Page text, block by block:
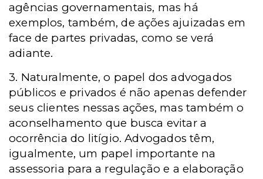
agências governamentais, mas há
exemplos, também, de ações ajuizadas em
face de partes privadas, como se verá
adiante.
3. Naturalmente, o papel dos advogados
públicos e privados é não apenas defender
seus clientes nessas ações, mas também o
aconselhamento que busca evitar a
ocorrência do litígio. Advogados têm,
igualmente, um papel importante na
assessoria para a regulação e a elaboração